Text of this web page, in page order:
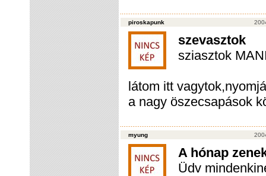
piroskapunk
szevasztok
sziasztok
látom itt
a nagy öszecsapások
myung
A hónap
Üdv